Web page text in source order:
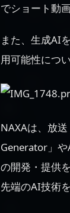
でショート動
また、生成AI
用可能性につ
NAXAは、放
Generator」
の開発・提供
先端のAI技術